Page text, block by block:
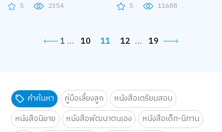
5
2354
5
11688
1 … 10 11 12 … 19
คำค้นหา คู่มือเลี้ยงลูก
หนังสือเตรียมสอบ
หนังสือนิยาย
หนังสือพัฒนาตนเอง
หนังสือเด็ก-นิทาน